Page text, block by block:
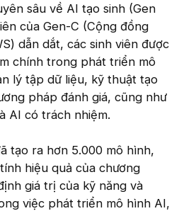
sâu về AI tạo sinh (Gen
của Gen-C (Cộng đồng
dẫn dắt, các sinh viên được
chính trong phát triển mô
lý tập dữ liệu, kỹ thuật tạo
pháp đánh giá, cũng như
AI có trách nhiệm.
tạo ra hơn 5.000 mô hình,
hiệu quả của chương
giá trị của kỹ năng và
việc phát triển mô hình AI,